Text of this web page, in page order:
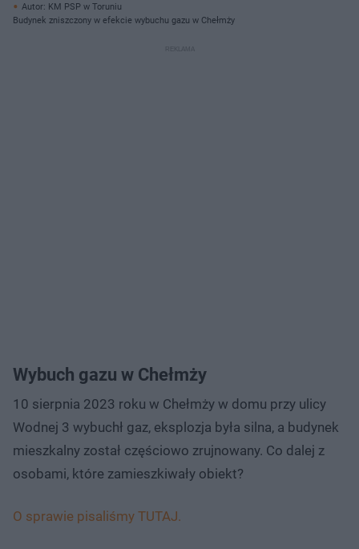
Autor: KM PSP w Toruniu
Budynek zniszczony w efekcie wybuchu gazu w Chełmży
Wybuch gazu w Chełmży
10 sierpnia 2023 roku w Chełmży w domu przy ulicy
Wodnej 3 wybuchł gaz, eksplozja była silna, a budynek
mieszkalny został częściowo zrujnowany. Co dalej z
osobami, które zamieszkiwały obiekt?
O sprawie pisaliśmy TUTAJ.